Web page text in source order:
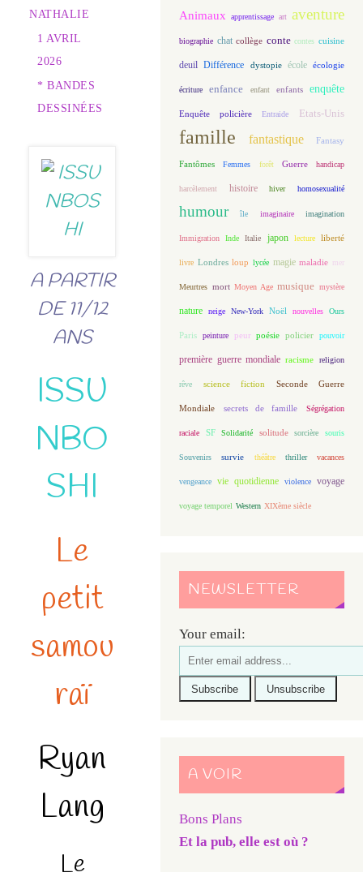
NATHALIE
1 AVRIL
2026
* BANDES
DESSINÉES
A PARTIR
DE 11/12
ANS
ISSU
NBO
SHI
Le
petit
samou
raï
Ryan
Lang
Le
Animaux apprentissage art aventure
biographie chat collège conte contes cuisine
deuil Différence dystopie école écologie
écriture enfance enfant enfants enquête
Enquête policière Entraide Etats-Unis
famille fantastique Fantasy
Fantômes Femmes forêt Guerre handicap
harcèlement histoire hiver homosexualité
humour île imaginaire imagination
Immigration Inde Italie japon lecture liberté
livre Londres loup lycée magie maladie mer
Meurtres mort Moyen Age musique mystère
nature neige New-York Noël nouvelles Ours
Paris peinture peur poésie policier pouvoir
première guerre mondiale racisme religion
rêve science fiction Seconde Guerre
Mondiale secrets de famille Ségrégation
raciale SF Solidarité solitude sorcière souris
Souvenirs survie théâtre thriller vacances
vengeance vie quotidienne violence voyage
voyage temporel Western XIXème siècle
NEWSLETTER
Your email:
A VOIR
Bons Plans
Et la pub, elle est où ?